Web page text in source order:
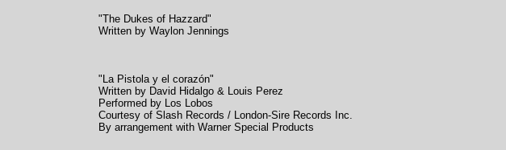
"The Dukes of Hazzard"
Written by Waylon Jennings
"La Pistola y el corazón"
Written by David Hidalgo & Louis Perez
Performed by Los Lobos
Courtesy of Slash Records / London-Sire Records Inc.
By arrangement with Warner Special Products